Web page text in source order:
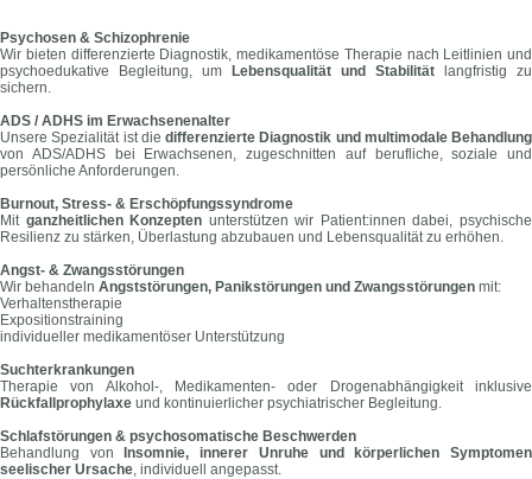
Psychosen & Schizophrenie
Wir bieten differenzierte Diagnostik, medikamentöse Therapie nach Leitlinien und
psychoedukative Begleitung, um
Lebensqualität und Stabilität langfristig zu
sichern.
ADS / ADHS im Erwachsenenalter
Unsere Spezialität ist die differenzierte Diagnostik und multimodale Behandlung
von ADS/ADHS bei Erwachsenen, zugeschnitten auf berufliche, soziale und
persönliche Anforderungen.
Burnout, Stress- & Erschöpfungssyndrome
Mit ganzheitlichen Konzepten unterstützen wir Patient:innen dabei, psychische
Resilienz zu stärken, Überlastung abzubauen und Lebensqualität zu erhöhen.
Angst- & Zwangsstörungen
Wir behandeln Angststörungen, Panikstörungen und Zwangsstörungen mit:
Verhaltenstherapie
Expositionstraining
individueller medikamentöser Unterstützung
Suchterkrankungen
Therapie von Alkohol-, Medikamenten- oder Drogenabhängigkeit inklusive
Rückfallprophylaxe und kontinuierlicher psychiatrischer Begleitung.
Schlafstörungen & psychosomatische Beschwerden
Behandlung von
Insomnie, innerer Unruhe und körperlichen Symptomen
seelischer Ursache, individuell angepasst.